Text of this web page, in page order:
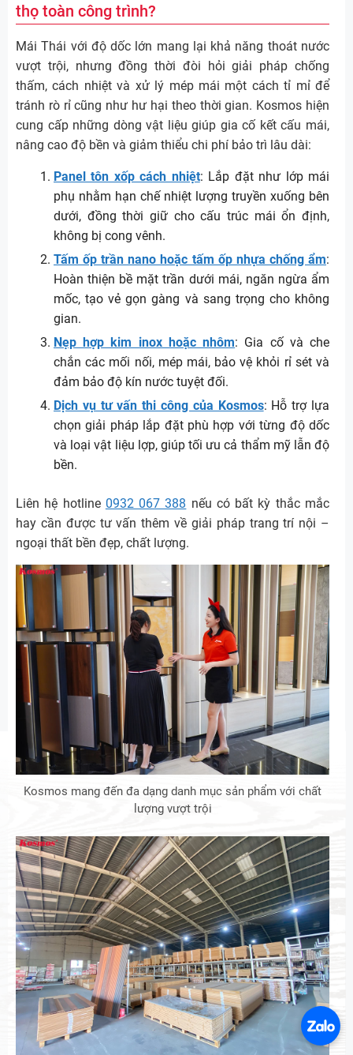
thọ toàn công trình?
Mái Thái với độ dốc lớn mang lại khả năng thoát nước
vượt trội, nhưng đồng thời đòi hỏi giải pháp chống
thấm, cách nhiệt và xử lý mép mái một cách tỉ mỉ để
tránh rò rỉ cũng như hư hại theo thời gian. Kosmos hiện
cung cấp những dòng vật liệu giúp gia cố kết cấu mái,
nâng cao độ bền và giảm thiểu chi phí bảo trì lâu dài:
Panel tôn xốp cách nhiệt: Lắp đặt như lớp mái
phụ nhằm hạn chế nhiệt lượng truyền xuống bên
dưới, đồng thời giữ cho cấu trúc mái ổn định,
không bị cong vênh.
Tấm ốp trần nano hoặc tấm ốp nhựa chống ẩm:
Hoàn thiện bề mặt trần dưới mái, ngăn ngừa ẩm
mốc, tạo vẻ gọn gàng và sang trọng cho không
gian.
Nẹp hợp kim inox hoặc nhôm: Gia cố và che
chắn các mối nối, mép mái, bảo vệ khỏi rỉ sét và
đảm bảo độ kín nước tuyệt đối.
Dịch vụ tư vấn thi công của Kosmos: Hỗ trợ lựa
chọn giải pháp lắp đặt phù hợp với từng độ dốc
và loại vật liệu lợp, giúp tối ưu cả thẩm mỹ lẫn độ
bền.
Liên hệ hotline 0932 067 388 nếu có bất kỳ thắc mắc
hay cần được tư vấn thêm về giải pháp trang trí nội –
ngoại thất bền đẹp, chất lượng.
Kosmos mang đến đa dạng danh mục sản phẩm với chất
lượng vượt trội